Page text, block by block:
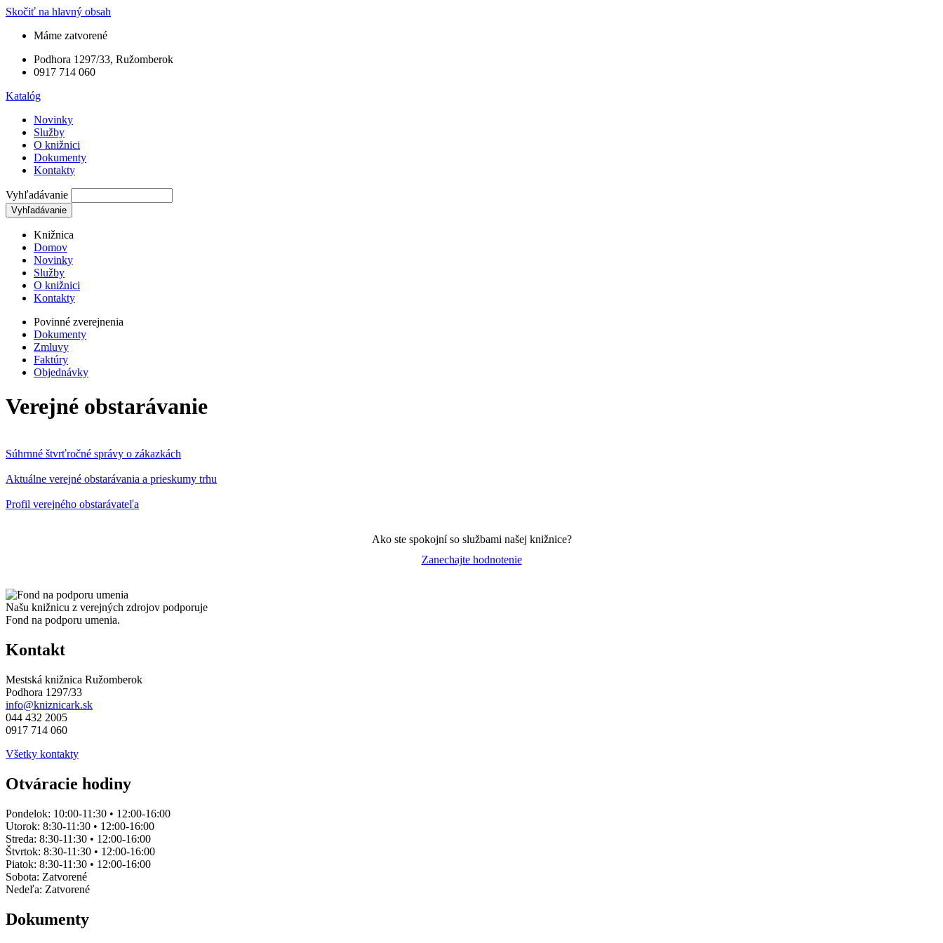
Skočiť na hlavný obsah
Máme zatvorené
Podhora 1297/33, Ružomberok
0917 714 060
Katalóg
Novinky
Služby
O knižnici
Dokumenty
Kontakty
Vyhľadávanie
Knižnica
Domov
Novinky
Služby
O knižnici
Kontakty
Povinné zverejnenia
Dokumenty
Zmluvy
Faktúry
Objednávky
Verejné obstarávanie
Súhrnné štvrťročné správy o zákazkách
Aktuálne verejné obstarávania a prieskumy trhu
Profil verejného obstarávateľa
Ako ste spokojní so službami našej knižnice?
Zanechajte hodnotenie
Našu knižnicu z verejných zdrojov podporuje
Fond na podporu umenia.
Kontakt
Mestská knižnica Ružomberok
Podhora 1297/33
info@kniznicark.sk
044 432 2005
0917 714 060
Všetky kontakty
Otváracie hodiny
Pondelok: 10:00-11:30 • 12:00-16:00
Utorok: 8:30-11:30 • 12:00-16:00
Streda: 8:30-11:30 • 12:00-16:00
Štvrtok: 8:30-11:30 • 12:00-16:00
Piatok: 8:30-11:30 • 12:00-16:00
Sobota: Zatvorené
Nedeľa: Zatvorené
Dokumenty